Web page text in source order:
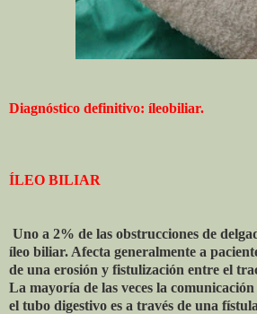
Diagnóstico definitivo: íleobiliar.
ÍLEO BILIAR
Uno a 2% de las obstrucciones de
íleo biliar. Afecta generalmente a
de una erosión y fistulización entre el
La mayoría de las veces la
el tubo digestivo es a través de una